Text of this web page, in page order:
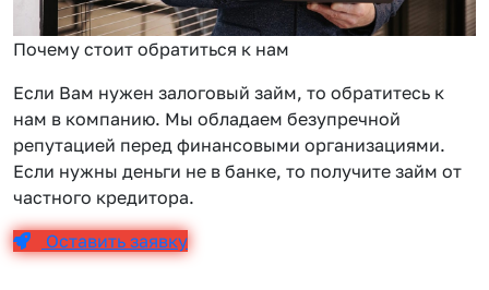
Почему стоит обратиться к нам
Если Вам нужен залоговый займ, то обратитесь к
нам в компанию. Мы обладаем безупречной
репутацией перед финансовыми организациями.
Если нужны деньги не в банке, то получите займ от
частного кредитора.
Оставить заявку